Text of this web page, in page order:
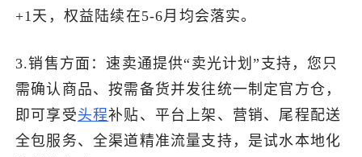
+1天，权益陆续在5-6月均会落实。
3.销售方面：速卖通提供“卖光计划”支持，您只
需确认商品、按需备货并发往统一制定官方仓，
即可享受头程补贴、平台上架、营销、尾程配送
全包服务、全渠道精准流量支持，是试水本地化